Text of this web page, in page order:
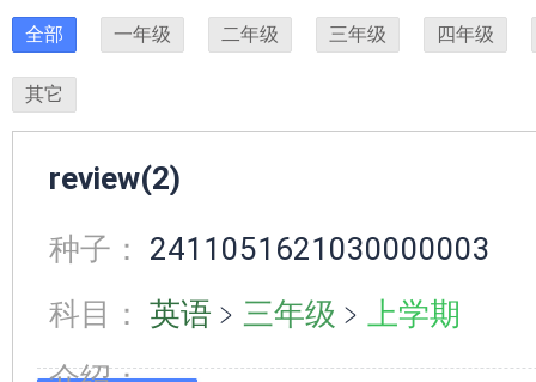
全部 一年级 二年级 三年级 四年级
其它
review(2)
种子： 2411051621030000003
科目： 英语 ﹥ 三年级 ﹥ 上学期